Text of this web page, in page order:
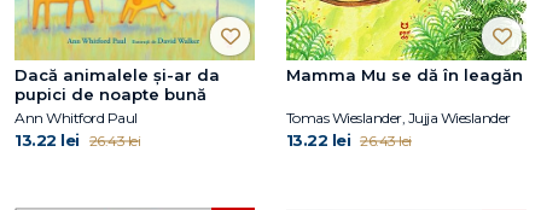
Dacă animalele și-ar da
pupici de noapte bună
Ann Whitford Paul
13.22 lei 26.43 lei
Mamma Mu se dă în leagăn
Tomas Wieslander, Jujja Wieslander
13.22 lei 26.43 lei